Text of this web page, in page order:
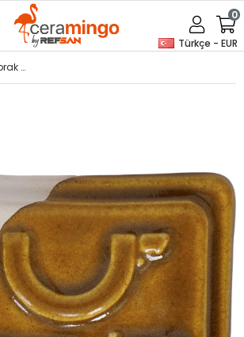
Türkçe - EUR
0
A-012 Toprak Seramik Artistik Sır